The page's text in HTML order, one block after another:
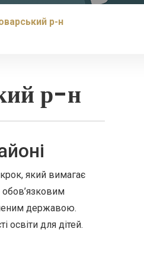
р-н
р-н
який вимагає
обов’язковим
державою.
освіти для дітей.